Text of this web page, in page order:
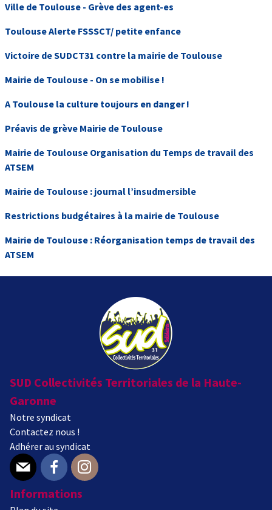
Ville de Toulouse - Grève des agent-es
Toulouse Alerte FSSSCT/ petite enfance
Victoire de SUDCT31 contre la mairie de Toulouse
Mairie de Toulouse - On se mobilise !
A Toulouse la culture toujours en danger !
Préavis de grève Mairie de Toulouse
Mairie de Toulouse Organisation du Temps de travail des
ATSEM
Mairie de Toulouse : journal l’insudmersible
Restrictions budgétaires à la mairie de Toulouse
Mairie de Toulouse : Réorganisation temps de travail des
ATSEM
SUD Collectivités Territoriales de la Haute-
Garonne
Notre syndicat
Contactez nous !
Adhérer au syndicat
E-mail Facebook
Informations